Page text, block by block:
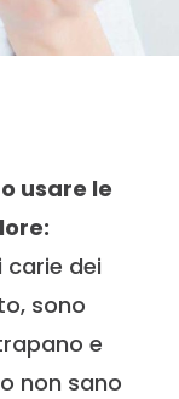
usare le
carie dei
sono
e
non sano